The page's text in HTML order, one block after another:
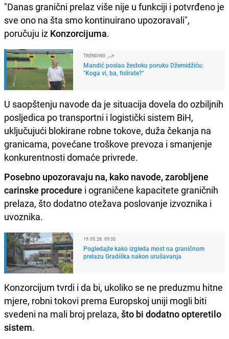
"Danas granični prelaz više nije u funkciji i potvrđeno je
sve ono na šta smo kontinuirano upozoravali",
poručuju iz Konzorcijuma.
TRENDING
Mandić poslao žestoku poruku Džemidžiću:
"Koga vi, ba, folirate?"
U saopštenju navode da je situacija dovela do ozbiljnih
posljedica po transportni i logistički sistem BiH,
uključujući blokirane robne tokove, duža čekanja na
granicama, povećane troškove prevoza i smanjenje
konkurentnosti domaće privrede.
Posebno upozoravaju na, kako navode, zarobljene
carinske procedure i ograničene kapacitete graničnih
prelaza, što dodatno otežava poslovanje izvoznika i
uvoznika.
19.05.26. 09:35
Pogledajte kako izgleda most na graničnom
prelazu Gradiška nakon urušavanja
Konzorcijum tvrdi i da bi, ukoliko se ne preduzmu hitne
mjere, robni tokovi prema Europskoj uniji mogli biti
svedeni na mali broj prelaza, što bi dodatno opteretilo
sistem.